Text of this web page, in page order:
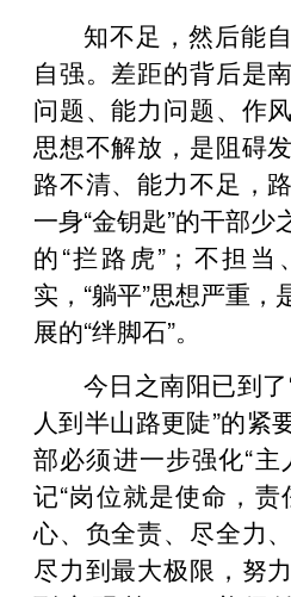
知不足，然后能
自强。差距的背后是
问题、能力问题、作
思想不解放，是阻碍
路不清、能力不足，
一身“金钥匙”的干部
的“拦路虎”；不担
实，“躺平”思想严重
展的“绊脚石”。
今日之南阳已到了
人到半山路更陡”的紧
部必须进一步强化“主
记“岗位就是使命，
心、负全责、尽全力
尽力到最大极限，努